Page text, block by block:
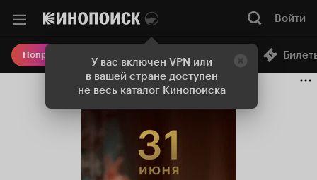
У вас включен VPN или
в вашей стране доступен
не весь каталог Кинопоиска
Войти
Попробовать Плюс Онлайн-кинотеатр